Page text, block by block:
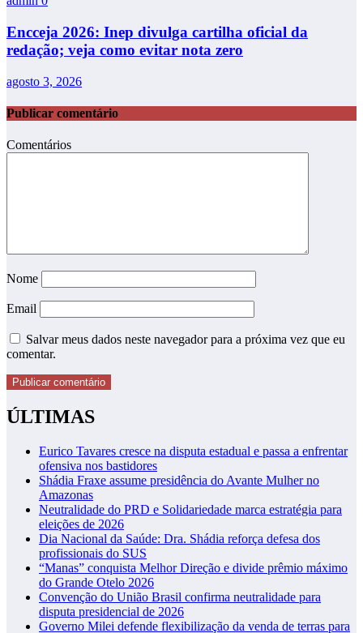
Encceja 2026: Inep divulga cartilha oficial da
redação; veja como evitar nota zero
agosto 3, 2026
Publicar comentário
Comentários
Nome
Email
Salvar meus dados neste navegador para a próxima vez que eu
comentar.
ÚLTIMAS
Eurico Tavares cresce na disputa estadual e passa a enfrentar
ofensiva nos bastidores
Shádia Fraxe assume presidência do Avante Mulher no
Amazonas
Neutralidade do PRD e Solidariedade marca estratégia para
eleições de 2026
Dia Nacional da Saúde: Dra. Shádia reforça defesa dos
profissionais do SUS
“Manas” conquista Melhor Direção e divide prêmio máximo
do Grande Otelo 2026
Convenção do União Brasil confirma neutralidade para
disputa presidencial de 2026
Governo Milei defende flexibilização da venda de terras para